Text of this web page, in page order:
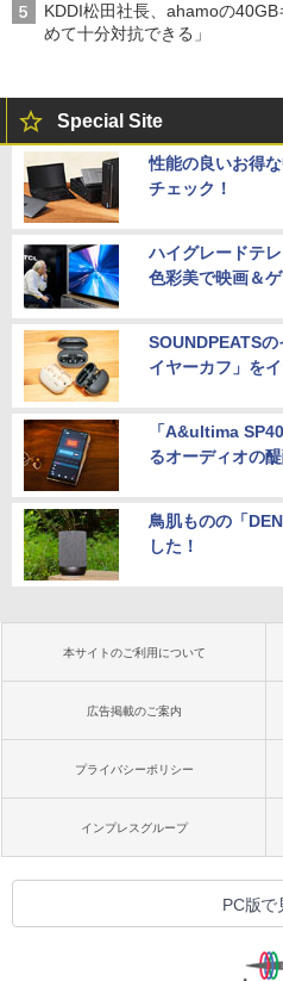
KDDI松田社長、ahamoの
めて十分対抗できる」
Special Site
性能の良いお得
チェック！
ハイグレードテ
色彩美で映画＆
SOUNDPEATS
イヤーカフ」を
「A&ultima
るオーディオの
鳥肌ものの「
した！
本サイトのご利用について
広告掲載のご案内
プライバシーポリシー
インプレスグループ
PC版で